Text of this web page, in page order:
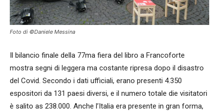
Foto di ©Daniele Messina
Il bilancio finale della 77ma fiera del libro a Francoforte
mostra segni di leggera ma costante ripresa dopo il disastro
del Covid. Secondo i dati ufficiali, erano presenti 4.350
espositori da 131 paesi diversi, e il numero totale die visitatori
è salito as 238.000. Anche l’Italia era presente in gran forma,